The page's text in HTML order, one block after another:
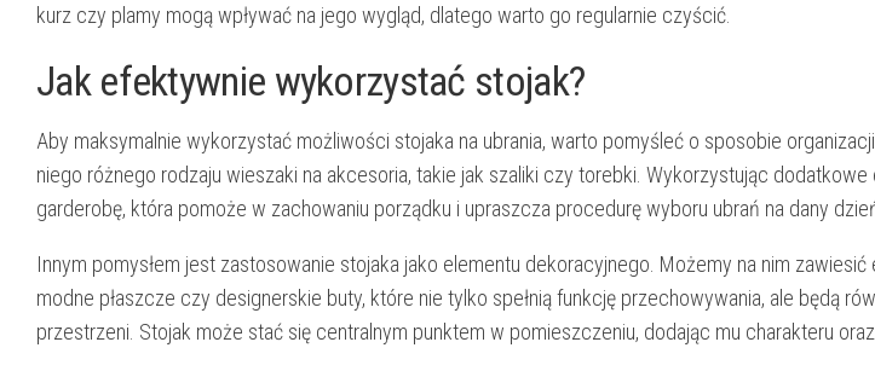
kurz czy plamy mogą wpływać na jego wygląd, dlatego warto go regularnie czyścić.
Jak efektywnie wykorzystać stojak?
Aby maksymalnie wykorzystać możliwości stojaka na ubrania, warto pomyśleć o sposobie
niego różnego rodzaju wieszaki na akcesoria, takie jak szaliki czy torebki. Wykorzystując
garderobę, która pomoże w zachowaniu porządku i upraszcza procedurę wyboru ubrań na dany
Innym pomysłem jest zastosowanie stojaka jako elementu dekoracyjnego. Możemy na nim
modne płaszcze czy designerskie buty, które nie tylko spełnią funkcję przechowywania, ale będą
przestrzeni. Stojak może stać się centralnym punktem w pomieszczeniu, dodając mu charakteru oraz